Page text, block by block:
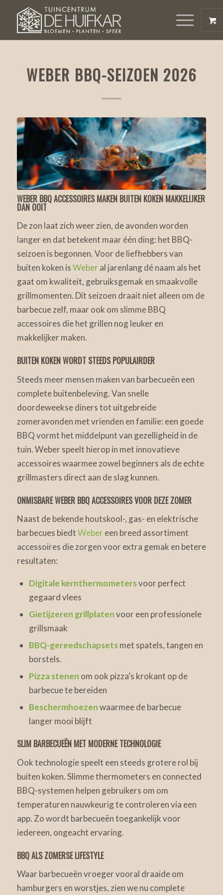
WEBER BBQ-SEIZOEN 2026
WEBER BBQ ACCESSOIRES MAKEN BUITEN KOKEN MAKKELIJKER
DAN OOIT
De zon laat zich weer zien, de avonden worden
langer en dat betekent maar één ding: het BBQ-
seizoen is begonnen. Voor de liefhebbers van
buiten koken isWeberal jarenlang dé naam als het
gaat om kwaliteit, gebruiksgemak en smaakvolle
grillmomenten. Dit seizoen draait niet alleen om de
barbecue zelf, maar ook om slimme BBQ
accessoires die het grillen nog leuker en
makkelijker maken.
BUITEN KOKEN WORDT STEEDS POPULAIRDER
Steeds meer mensen maken van barbecueën een
complete buitenbeleving. Van snelle
doordeweekse diners tot uitgebreide
zomeravonden met vrienden en familie: een goede
BBQ vormt het middelpunt van gezelligheid in de
tuin. Weber speelt hierop in met innovatieve
accessoires waarmee zowel beginners als de echte
grillmasters direct aan de slag kunnen.
ONMISBARE WEBER BBQ ACCESSOIRES VOOR DEZE ZOMER
Naast de bekende houtskool-, gas- en elektrische
barbecues biedtWebereen breed assortiment
accessoires die zorgen voor extra gemak en betere
resultaten:
Digitale kernthermometersvoor perfect
gegaard vlees
Gietijzeren grillplatenvoor een professionele
grillsmaak
BBQ-gereedschapsetsmet spatels, tangen en
borstels.
Pizza stenen om ook pizza’s krokant op de
barbecue te bereiden
Beschermhoezenwaarmee de barbecue
langer mooi blijft
SLIM BARBECUEËN MET MODERNE TECHNOLOGIE
Ook technologie speelt een steeds grotere rol bij
buiten koken. Slimme thermometers en connected
BBQ-systemen helpen gebruikers om om
temperaturen nauwkeurig te controleren via een
app. Zo wordt barbecueën toegankelijk voor
iedereen, ongeacht ervaring.
BBQ ALS ZOMERSE LIFESTYLE
Waar barbecueën vroeger vooral draaide om
hamburgers en worstjes, zien we nu complete